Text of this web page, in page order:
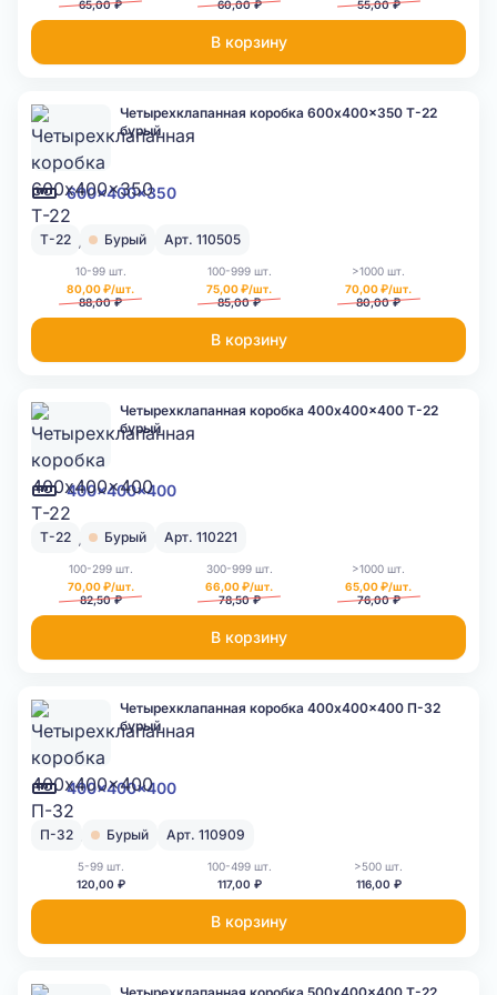
65,00 ₽ 60,00 ₽ 55,00 ₽
В корзину
600x400x350
Четырехклапанная коробка 600x400x350 Т-22
бурый
Т-22 Бурый Арт. 110505
10-99 шт.
80,00 ₽/шт.
88,00 ₽
100-999 шт.
75,00 ₽/шт.
85,00 ₽
>1000 шт.
70,00 ₽/шт.
80,00 ₽
В корзину
400x400x400
Четырехклапанная коробка 400x400x400 Т-22
бурый
Т-22 Бурый Арт. 110221
100-299 шт.
70,00 ₽/шт.
82,50 ₽
300-999 шт.
66,00 ₽/шт.
78,50 ₽
>1000 шт.
65,00 ₽/шт.
76,00 ₽
В корзину
400x400x400
Четырехклапанная коробка 400x400x400 П-32
бурый
П-32 Бурый Арт. 110909
5-99 шт.
120,00 ₽
100-499 шт.
117,00 ₽
>500 шт.
116,00 ₽
В корзину